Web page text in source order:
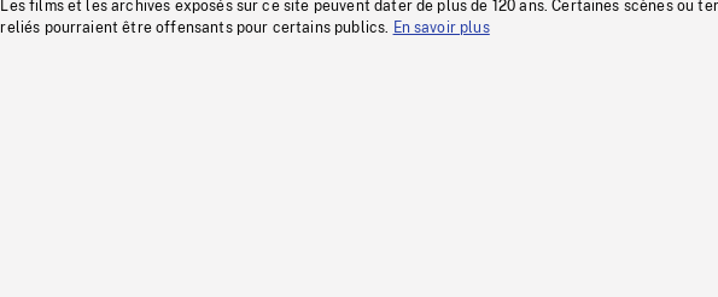
Les films et les archives exposés sur ce site peuvent dater de plus de 120 ans. Certaines scènes ou
reliés pourraient être offensants pour certains publics.
En savoir plus